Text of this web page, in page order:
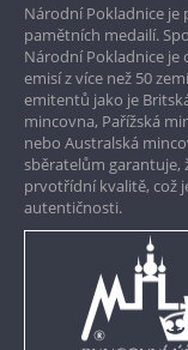
Garance nejvyšší
Pouze originální
Národní Pokladnice
pamětních medailí.
Národní Pokladnice
emisí z více než 50
emitentů jako je
mincovna, Pařížská
nebo Australská
sběratelům garantuje,
prvotřídní kvalitě, což
autentičnosti.